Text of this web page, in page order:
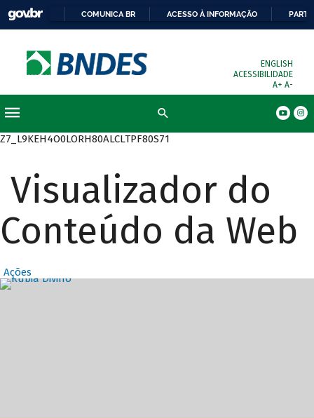
COMUNICA BR ACESSO À INFORMAÇÃO
ENGLISH
ACESSIBILIDADE
A+ A-
Z7_L9KEH4O0LORH80ALCLTPF80S71
Visualizador do
Conteúdo da Web
Ações
Destaques